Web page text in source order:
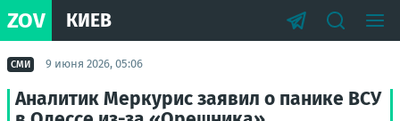
ZOV КИЕВ
СМИ 9 июня 2026, 05:06
Аналитик Меркурис заявил о панике ВСУ